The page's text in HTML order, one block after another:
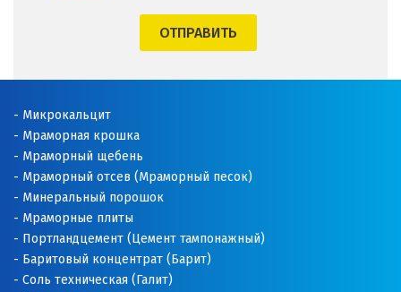
ОТПРАВИТЬ
Микрокальцит
Мраморная крошка
Мраморный щебень
Мраморный отсев (Мраморный песок)
Минеральный порошок
Мраморные плиты
Портландцемент (Цемент тампонажный)
Баритовый концентрат (Барит)
Соль техническая (Галит)